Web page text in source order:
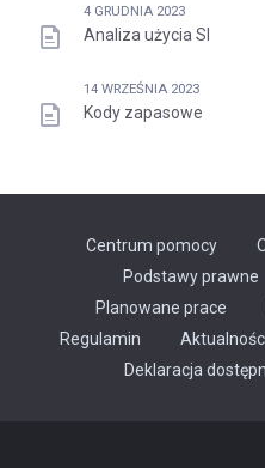
4 GRUDNIA 2023
Analiza użycia SI
14 WRZEŚNIA 2023
Kody zapasowe
Centrum pomocy
Podstawy prawne
Planowane prace
Regulamin
Deklaracja